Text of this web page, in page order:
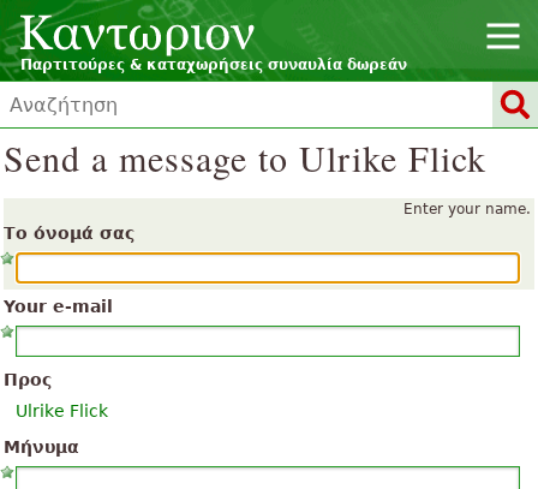
Παρτιτούρες & καταχωρήσεις συναυλία δωρεάν
Send a message to Ulrike Flick
Enter your name.
Το όνομά σας
Your e-mail
Προς
Ulrike Flick
Μήνυμα